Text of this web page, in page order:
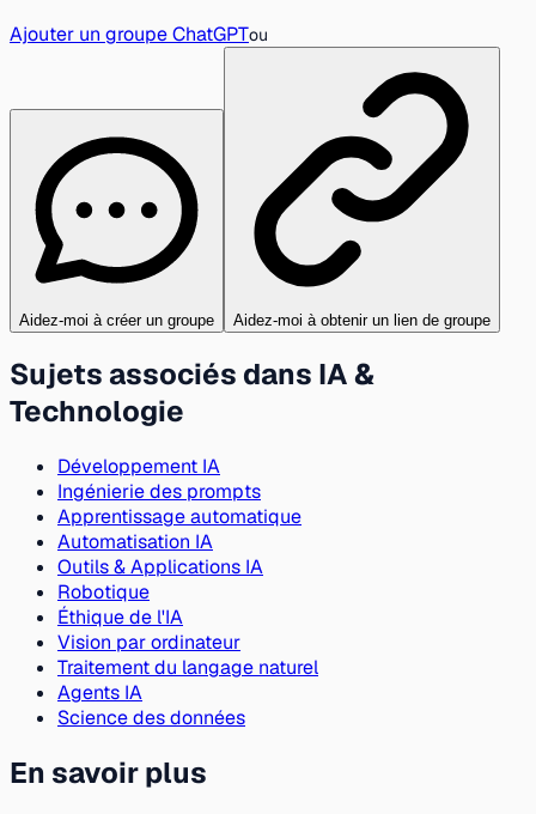
Ajouter un groupe ChatGPTou
Aidez-moi à créer un groupe Aidez-moi à obtenir un lien de groupe
Sujets associés dans IA &
Technologie
Développement IA
Ingénierie des prompts
Apprentissage automatique
Automatisation IA
Outils & Applications IA
Robotique
Éthique de l'IA
Vision par ordinateur
Traitement du langage naturel
Agents IA
Science des données
En savoir plus